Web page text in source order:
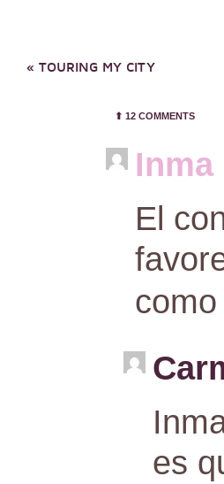
« TOURING MY CITY
⬆︎ 12 COMMENTS
Inma
El
es